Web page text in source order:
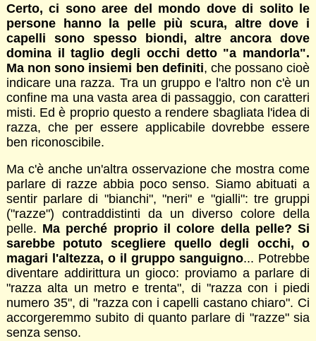
Certo, ci sono aree del mondo dove di solito le
persone hanno la pelle più scura, altre dove i
capelli sono spesso biondi, altre ancora dove
domina il taglio degli occhi detto "a mandorla".
Ma non sono insiemi ben definiti, che possano cioè
indicare una razza. Tra un gruppo e l'altro non c'è un
confine ma una vasta area di passaggio, con caratteri
misti. Ed è proprio questo a rendere sbagliata l'idea di
razza, che per essere applicabile dovrebbe essere
ben riconoscibile.
Ma c'è anche un'altra osservazione che mostra come
parlare di razze abbia poco senso. Siamo abituati a
sentir parlare di "bianchi", "neri" e "gialli": tre gruppi
("razze") contraddistinti da un diverso colore della
pelle. Ma perché proprio il colore della pelle? Si
sarebbe potuto scegliere quello degli occhi, o
magari l'altezza, o il gruppo sanguigno... Potrebbe
diventare addirittura un gioco: proviamo a parlare di
"razza alta un metro e trenta", di "razza con i piedi
numero 35", di "razza con i capelli castano chiaro". Ci
accorgeremmo subito di quanto parlare di "razze" sia
senza senso.